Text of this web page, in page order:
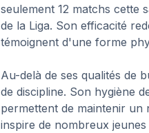
seulement 12 matchs cette
de la Liga. Son efficacité
témoignent d'une forme
Au-delà de ses qualités de
de discipline. Son hygiène
permettent de maintenir
inspire de nombreux